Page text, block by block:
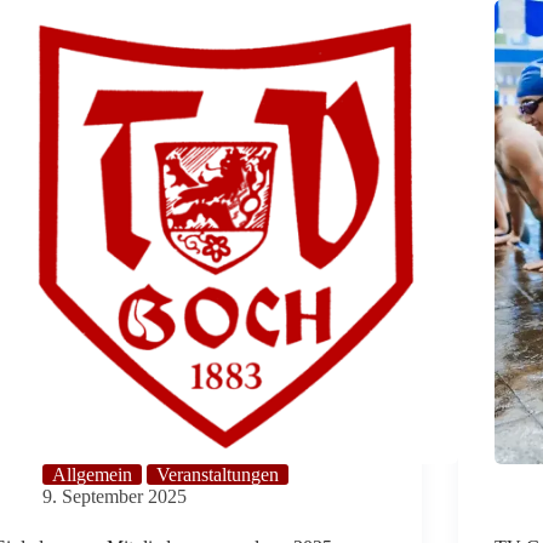
Allgemein
Veranstaltungen
9. September 2025